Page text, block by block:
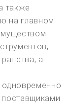
также
на главном
а
одновременно